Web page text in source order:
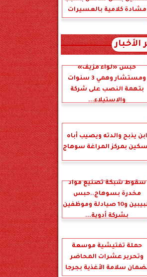
مشادة كلامية بالعسيرات
الأخبار
حبس «لواء مزيف»
ومستشار وهمي 3 سنوات
بتهمة النصب على شركة
والاستيلاء...
ابن يذبح والدته ويصيب أباه
بمركز المراغة سوهاج
سقوط شبكة تصنيع مواد
مخدرة بسوهاج..حبس
طبيبين و10 صيادلة وموظفين
بشركة أدوية...
حملة تفتيشية موسعة
وتحرير عشرات المحاضر
سلامة الأغذية بجرجا